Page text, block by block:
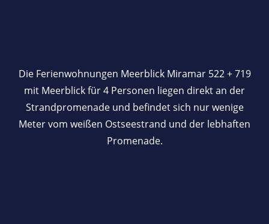
Die Ferienwohnungen Meerblick Miramar 522 + 719
mit Meerblick für 4 Personen liegen direkt an der
Strandpromenade und befindet sich nur wenige
Meter vom weißen Ostseestrand und der lebhaften
Promenade.